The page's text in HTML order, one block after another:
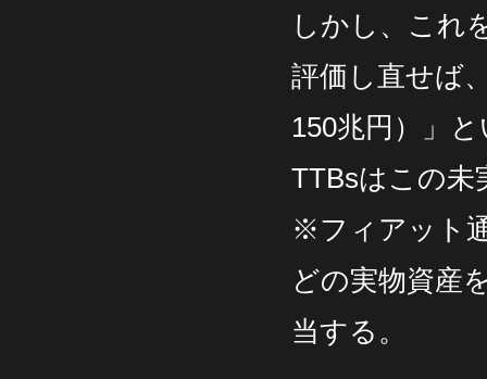
しかし、これ
評価し直せば
150兆円）」
TTBsはこの未
※フィアット
どの実物資産
当する。